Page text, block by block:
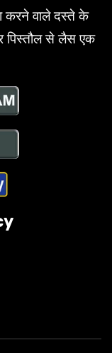
करने वाले दस्ते के
पिस्तौल से लैस एक